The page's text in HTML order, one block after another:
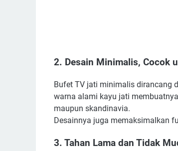
2. Desain Minimalis, Cocok
Bufet TV jati minimalis dirancang
warna alami kayu jati
maupun skandinavia.
Desainnya juga memaksimalkan
3. Tahan Lama dan Tidak